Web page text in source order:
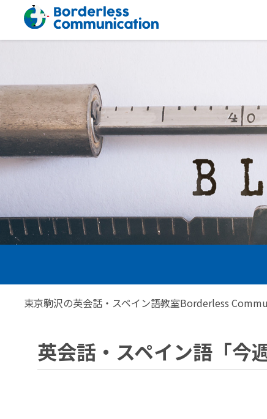
東京駒沢の英会話・スペイン語教室Borderless
英会話・スペイン語「今